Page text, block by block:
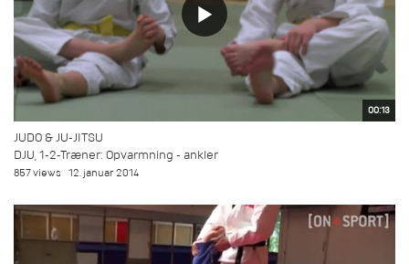
00:13
JUDO & JU-JITSU
DJU, 1-2-Træner: Opvarmning - ankler
857 views 12. januar 2014